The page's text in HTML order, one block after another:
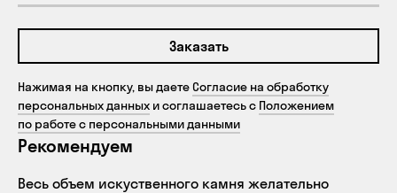
Заказать
Нажимая на кнопку, вы даетеСогласие на обработку
персональных данных и соглашаетесь с Положением
по работе с персональными данными
Рекомендуем
Весь объем искуственного камня желательно